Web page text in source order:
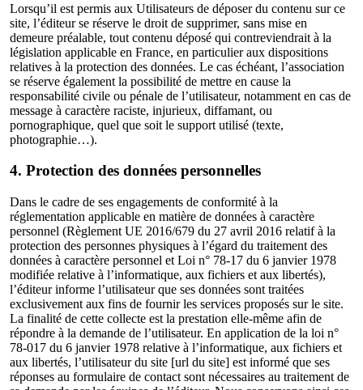
Lorsqu’il est permis aux Utilisateurs de déposer du contenu sur ce
site, l’éditeur se réserve le droit de supprimer, sans mise en
demeure préalable, tout contenu déposé qui contreviendrait à la
législation applicable en France, en particulier aux dispositions
relatives à la protection des données. Le cas échéant, l’association
se réserve également la possibilité de mettre en cause la
responsabilité civile ou pénale de l’utilisateur, notamment en cas de
message à caractère raciste, injurieux, diffamant, ou
pornographique, quel que soit le support utilisé (texte,
photographie…).
4. Protection des données personnelles
Dans le cadre de ses engagements de conformité à la
réglementation applicable en matière de données à caractère
personnel (Règlement UE 2016/679 du 27 avril 2016 relatif à la
protection des personnes physiques à l’égard du traitement des
données à caractère personnel et Loi n° 78-17 du 6 janvier 1978
modifiée relative à l’informatique, aux fichiers et aux libertés),
l’éditeur informe l’utilisateur que ses données sont traitées
exclusivement aux fins de fournir les services proposés sur le site.
La finalité de cette collecte est la prestation elle-même afin de
répondre à la demande de l’utilisateur. En application de la loi n°
78-017 du 6 janvier 1978 relative à l’informatique, aux fichiers et
aux libertés, l’utilisateur du site [url du site] est informé que ses
réponses au formulaire de contact sont nécessaires au traitement de